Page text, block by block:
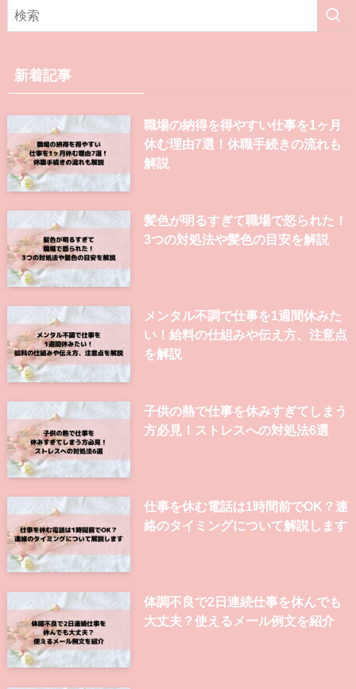
リ
新着記事
職場の納得を得やすい仕事を1ヶ月
休む理由7選！休職手続きの流れも
解説
髪色が明るすぎて職場で怒られた！
3つの対処法や髪色の目安を解説
メンタル不調で仕事を1週間休みた
い！給料の仕組みや伝え方、注意点
を解説
子供の熱で仕事を休みすぎてしまう
方必見！ストレスへの対処法6選
仕事を休む電話は1時間前でOK？連
絡のタイミングについて解説します
体調不良で2日連続仕事を休んでも
大丈夫？使えるメール例文を紹介